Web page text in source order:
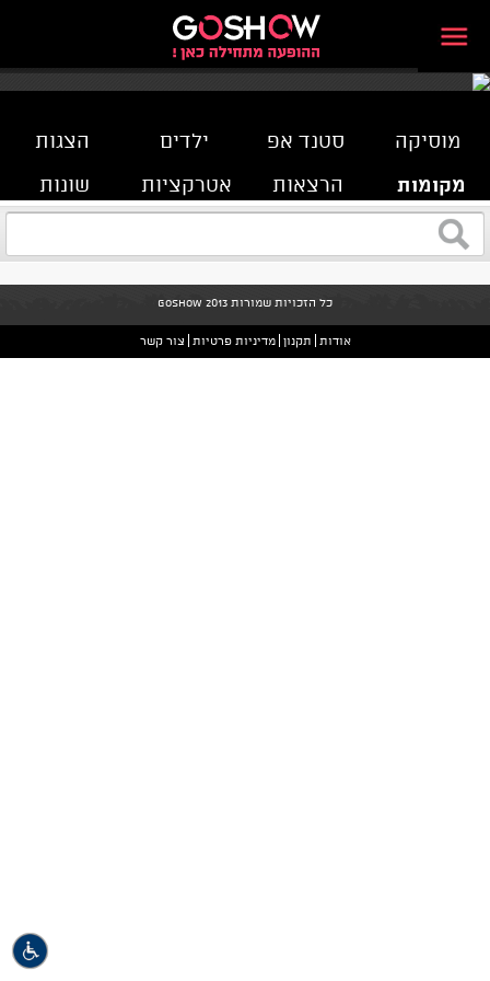
מוסיקה סטנד אפ ילדים
הצגות
הרצאות
אטרקציות שונות מקומות
כל הזכויות שמורות GoShow 2013
אודות תקנון מדיניות פרטיות צור קשר